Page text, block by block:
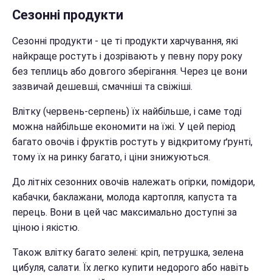
Сезонні продукти
Сезонні продукти - це ті продукти харчування, які
найкраще ростуть і дозрівають у певну пору року
без теплиць або довгого зберігання. Через це вони
зазвичай дешевші, смачніші та свіжіші.
Влітку (червень-серпень) їх найбільше, і саме тоді
можна найбільше економити на їжі. У цей період
багато овочів і фруктів ростуть у відкритому ґрунті,
тому їх на ринку багато, і ціни знижуються.
До літніх сезонних овочів належать огірки, помідори,
кабачки, баклажани, молода картопля, капуста та
перець. Вони в цей час максимально доступні за
ціною і якістю.
Також влітку багато зелені: кріп, петрушка, зелена
цибуля, салати. Їх легко купити недорого або навіть